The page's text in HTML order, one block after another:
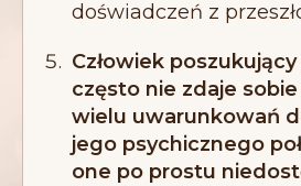
doświadczeń z
Człowiek
często nie zdaje
wielu uwarunkowań
jego psychicznego
one po prostu